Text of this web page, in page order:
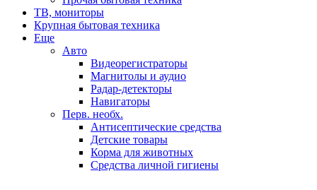
ТВ, мониторы
Крупная бытовая техника
Еще
Авто
Видеорегистраторы
Магнитолы и аудио
Радар-детекторы
Навигаторы
Перв. необх.
Антисептические средства
Детские товары
Корма для животных
Средства личной гигиены